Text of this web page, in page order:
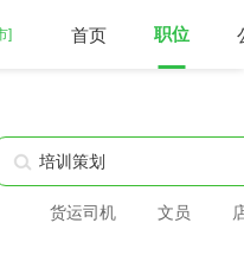
] 首页 职位
货运司机 文员